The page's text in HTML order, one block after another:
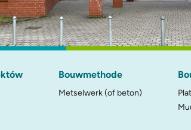
Bouwmethode
Metselwerk (of beton)